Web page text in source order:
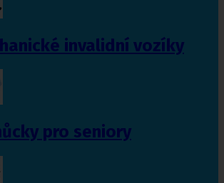
invalidní vozíky
pro seniory